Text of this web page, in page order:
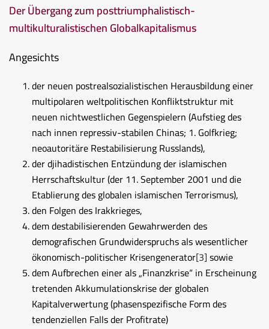
Der Übergang zum posttriumphalistisch-
multikulturalistischen Globalkapitalismus
Angesichts
der neuen postrealsozialistischen Herausbildung einer
multipolaren weltpolitischen Konfliktstruktur mit
neuen nichtwestlichen Gegenspielern (Aufstieg des
nach innen repressiv-stabilen Chinas; 1. Golfkrieg;
neoautoritäre Restabilisierung Russlands),
der djihadistischen Entzündung der islamischen
Herrschaftskultur (der 11. September 2001 und die
Etablierung des globalen islamischen Terrorismus),
den Folgen des Irakkrieges,
dem destabilisierenden Gewahrwerden des
demografischen Grundwiderspruchs als wesentlicher
ökonomisch-politischer Krisengenerator[3]sowie
dem Aufbrechen einer als „Finanzkrise“ in Erscheinung
tretenden Akkumulationskrise der globalen
Kapitalverwertung (phasenspezifische Form des
tendenziellen Falls der Profitrate)